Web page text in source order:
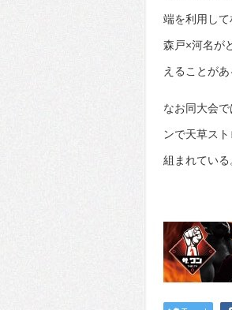
端を利用し
森戸×河名が
えることが
なお同大会
ンで天草ス
組まれている